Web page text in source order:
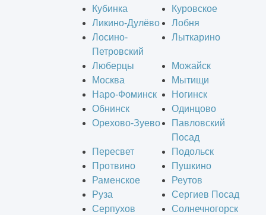
Кубинка
Куровское
Ликино-Дулёво
Лобня
Лосино-
Петровский
Лыткарино
Люберцы
Можайск
Москва
Мытищи
Наро-Фоминск
Ногинск
Обнинск
Одинцово
Орехово-Зуево
Павловский
Посад
Пересвет
Подольск
Протвино
Пушкино
Раменское
Реутов
Руза
Сергиев Посад
Серпухов
Солнечногорск